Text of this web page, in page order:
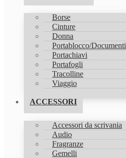
Borse
Cinture
Donna
Portablocco/Documenti
Portachiavi
Portafogli
Tracolline
Viaggio
ACCESSORI
Accessori da scrivania
Audio
Fragranze
Gemelli